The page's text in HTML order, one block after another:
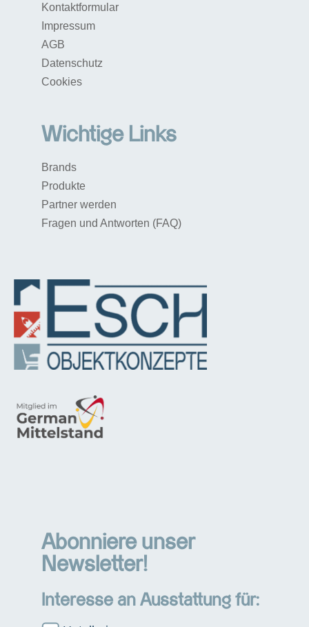
Kontaktformular
Impressum
AGB
Datenschutz
Cookies
Wichtige Links
Brands
Produkte
Partner werden
Fragen und Antworten (FAQ)
Abonniere unser
Newsletter!
Interesse an Ausstattung für: